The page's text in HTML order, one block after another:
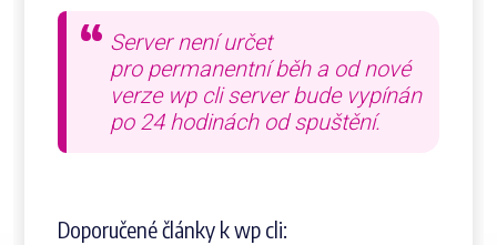
Server není určet
pro permanentní běh a od nové
verze wp cli server bude vypínán
po 24 hodinách od spuštění.
Doporučené články k wp cli: